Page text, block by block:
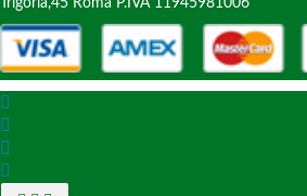
Trigoria,45 Roma P.IVA 11945981006